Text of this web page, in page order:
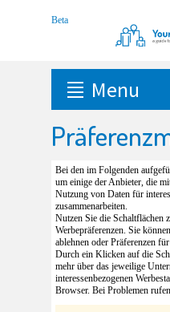
Menu
Bei den im Folgenden
um einige der Anbieter, die
Nutzung von Daten für
zusammenarbeiten.
Nutzen Sie die Schaltflächen
Werbepräferenzen. Sie
ablehnen oder Präferenzen
Durch ein Klicken auf die
mehr über das jeweilige
interessenbezogenen
Browser. Bei Problemen